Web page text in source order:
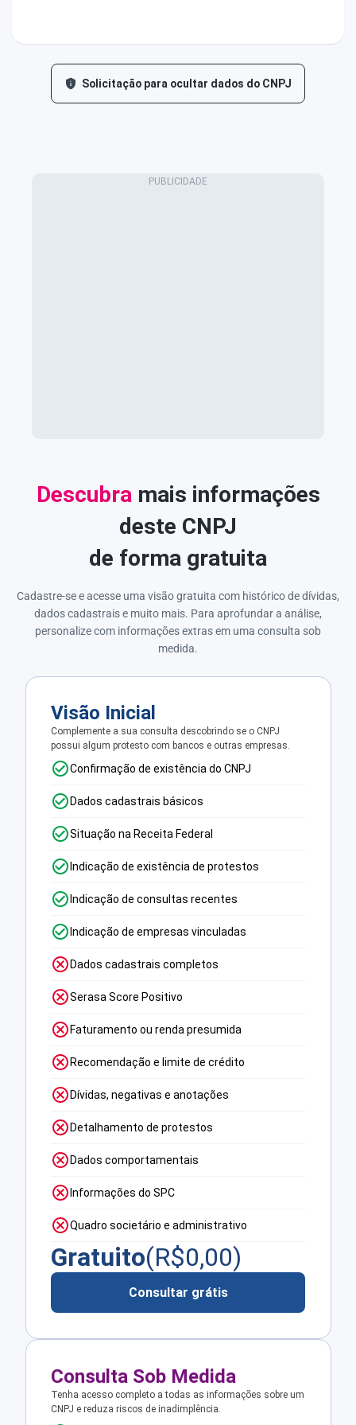
Solicitação para ocultar dados do CNPJ
Descubra mais informações
deste CNPJ
de forma gratuita
Cadastre-se e acesse uma visão gratuita com histórico de dívidas,
dados cadastrais e muito mais. Para aprofundar a análise,
personalize com informações extras em uma consulta sob
medida.
Visão Inicial
Complemente a sua consulta descobrindo se o CNPJ
possui algum protesto com bancos e outras empresas.
Confirmação de existência do CNPJ
Dados cadastrais básicos
Situação na Receita Federal
Indicação de existência de protestos
Indicação de consultas recentes
Indicação de empresas vinculadas
Dados cadastrais completos
Serasa Score Positivo
Faturamento ou renda presumida
Recomendação e limite de crédito
Dívidas, negativas e anotações
Detalhamento de protestos
Dados comportamentais
Informações do SPC
Quadro societário e administrativo
Gratuito(R$0,00)
Consultar grátis
Consulta Sob Medida
Tenha acesso completo a todas as informações sobre um
CNPJ e reduza riscos de inadimplência.